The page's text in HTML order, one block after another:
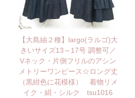
【大島紬２種】largo(ラルゴ)大
きいサイズ13～17号 調整可／
Vネック・片側フリルのアシン
メトリーワンピース☆ロング丈
（黒紺色に花模様） 着物リメ
イク・絹・シルク tsu1016